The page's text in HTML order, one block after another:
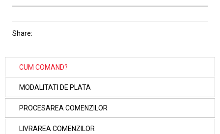
Share:
CUM COMAND?
MODALITATI DE PLATA
PROCESAREA COMENZILOR
LIVRAREA COMENZILOR